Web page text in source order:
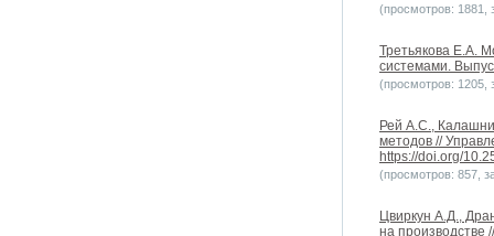
(просмотров: 1881,
Третьякова Е.А.
системами.
(просмотров: 1205,
Рей А.С.,
методов //
https://doi.org/
(просмотров: 857,
Цвиркун А.Д.,
на производстве